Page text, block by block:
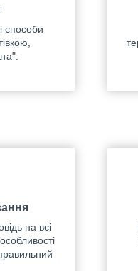
способи
на всі